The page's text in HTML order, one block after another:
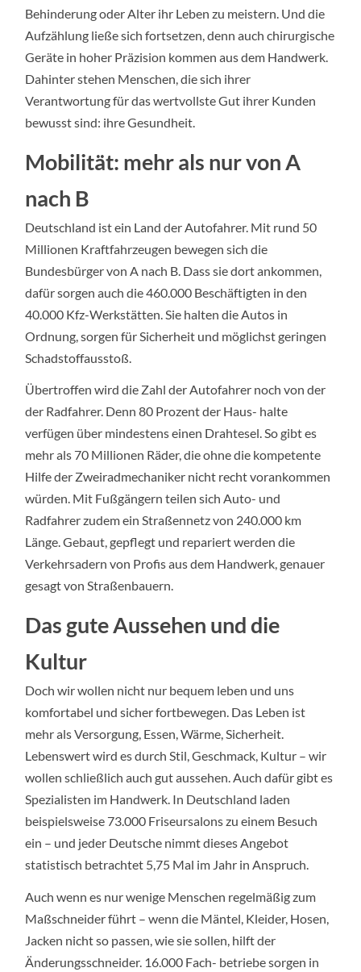
Behinderung oder Alter ihr Leben zu meistern. Und die
Aufzählung ließe sich fortsetzen, denn auch chirurgische
Geräte in hoher Präzision kommen aus dem Handwerk.
Dahinter stehen Menschen, die sich ihrer
Verantwortung für das wertvollste Gut ihrer Kunden
bewusst sind: ihre Gesundheit.
Mobilität: mehr als nur von A
nach B
Deutschland ist ein Land der Autofahrer. Mit rund 50
Millionen Kraftfahrzeugen bewegen sich die
Bundesbürger von A nach B. Dass sie dort ankommen,
dafür sorgen auch die 460.000 Beschäftigten in den
40.000 Kfz-Werkstätten. Sie halten die Autos in
Ordnung, sorgen für Sicherheit und möglichst geringen
Schadstoffausstoß.
Übertroffen wird die Zahl der Autofahrer noch von der
der Radfahrer. Denn 80 Prozent der Haus- halte
verfügen über mindestens einen Drahtesel. So gibt es
mehr als 70 Millionen Räder, die ohne die kompetente
Hilfe der Zweiradmechaniker nicht recht vorankommen
würden. Mit Fußgängern teilen sich Auto- und
Radfahrer zudem ein Straßennetz von 240.000 km
Länge. Gebaut, gepflegt und repariert werden die
Verkehrsadern von Profis aus dem Handwerk, genauer
gesagt von Straßenbauern.
Das gute Aussehen und die
Kultur
Doch wir wollen nicht nur bequem leben und uns
komfortabel und sicher fortbewegen. Das Leben ist
mehr als Versorgung, Essen, Wärme, Sicherheit.
Lebenswert wird es durch Stil, Geschmack, Kultur – wir
wollen schließlich auch gut aussehen. Auch dafür gibt es
Spezialisten im Handwerk. In Deutschland laden
beispielsweise 73.000 Friseursalons zu einem Besuch
ein – und jeder Deutsche nimmt dieses Angebot
statistisch betrachtet 5,75 Mal im Jahr in Anspruch.
Auch wenn es nur wenige Menschen regelmäßig zum
Maßschneider führt – wenn die Mäntel, Kleider, Hosen,
Jacken nicht so passen, wie sie sollen, hilft der
Änderungsschneider. 16.000 Fach- betriebe sorgen in